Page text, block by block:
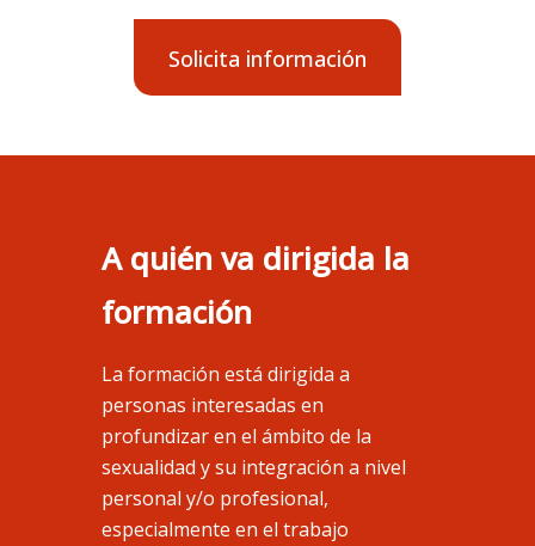
Solicita información
A quién va dirigida la
formación
La formación está dirigida a
personas interesadas en
profundizar en el ámbito de la
sexualidad y su integración a nivel
personal y/o profesional,
especialmente en el trabajo